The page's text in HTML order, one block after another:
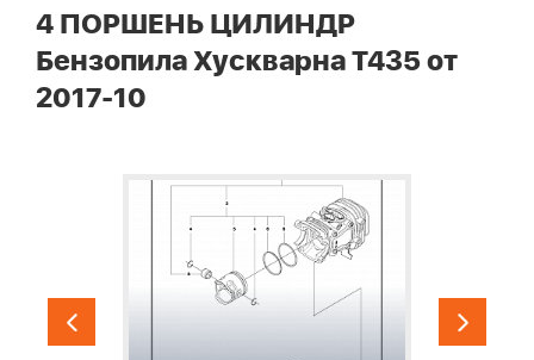
4 ПОРШЕНЬ ЦИЛИНДР
Бензопила Хускварна T435 от
2017-10